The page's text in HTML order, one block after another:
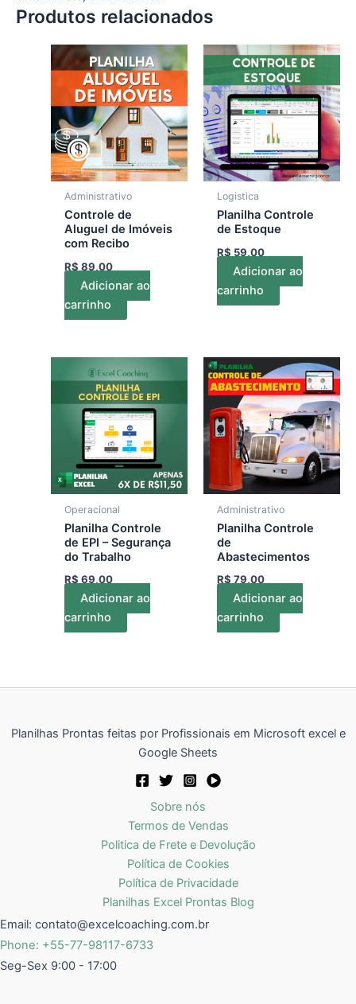
Produtos relacionados
Administrativo
Controle de
Aluguel de Imóveis
com Recibo
R$ 89,00
Adicionar ao
carrinho
Logistica
Planilha Controle
de Estoque
R$ 59,00
Adicionar ao
carrinho
Operacional
Planilha Controle
de EPI – Segurança
do Trabalho
R$ 69,00
Adicionar ao
carrinho
Administrativo
Planilha Controle
de
Abastecimentos
R$ 79,00
Adicionar ao
carrinho
Planilhas Prontas feitas por Profissionais em Microsoft excel e
Google Sheets
Sobre nós
Termos de Vendas
Politica de Frete e Devolução
Política de Cookies
Política de Privacidade
Planilhas Excel Prontas Blog
Email: contato@excelcoaching.com.br
Phone: +55-77-98117-6733
Seg-Sex 9:00 - 17:00